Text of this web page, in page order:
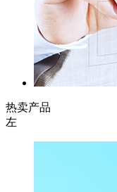
热卖产品
左